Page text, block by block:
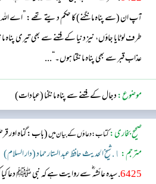
آپ ان (سے پناہ مانگنے) کا حکم دیتے تھے: ”اے اللہ!
طرف لوٹایا جاؤں، نیز دنیا کے فتنے سے بھی تیری
عذاب قبر سے بھی پناہ مانگتا ہوں۔“...
موضوع:دجال کے فتنے سے پناہ مانگنا (عبادات)
صحیح بخاری:کتاب: دعاؤں کے بیان میں(باب: گناہ اور
مترجم: ١. شیخ الحدیث حافظ عبد الستار حماد (دار السلام)
6425. سیدہ عائشہ‬ ؓ س‬ے روایت ہے کہ نبی ﷺ دعا کیا